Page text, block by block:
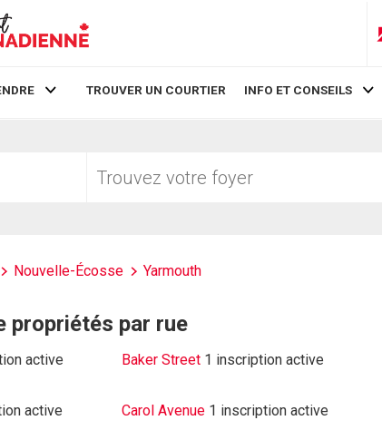
TROUVER UN COURTIER INFO ET CONSEILS
votre
Nouvelle-Écosse Yarmouth
propriétés par rue
active Baker Street 1 inscription active
active Carol Avenue 1 inscription active